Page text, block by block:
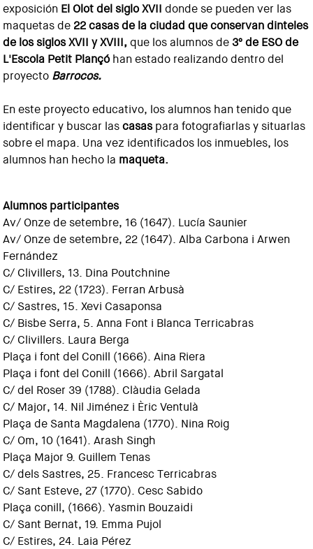
exposición El Olot del siglo XVIIdonde se pueden ver las
maquetas de 22 casas de la ciudad que conservan dinteles
de los siglos XVII y XVIII,que los alumnos de3º de ESO de
L'Escola Petit Plançó han estado realizando dentro del
proyecto Barrocos.
En este proyecto educativo, los alumnos han tenido que
identificar y buscar lascasaspara fotografiarlas y situarlas
sobre el mapa. Una vez identificados los inmuebles, los
alumnos han hecho la maqueta.
Alumnos participantes
Av/ Onze de setembre, 16 (1647). Lucía Saunier
Av/ Onze de setembre, 22 (1647). Alba Carbona i Arwen
Fernández
C/ Clivillers, 13. Dina Poutchnine
C/ Estires, 22 (1723). Ferran Arbusà
C/ Sastres, 15. Xevi Casaponsa
C/ Bisbe Serra, 5. Anna Font i Blanca Terricabras
C/ Clivillers. Laura Berga
Plaça i font del Conill (1666). Aina Riera
Plaça i font del Conill (1666). Abril Sargatal
C/ del Roser 39 (1788). Clàudia Gelada
C/ Major, 14. Nil Jiménez i Èric Ventulà
Plaça de Santa Magdalena (1770). Nina Roig
C/ Om, 10 (1641). Arash Singh
Plaça Major 9. Guillem Tenas
C/ dels Sastres, 25. Francesc Terricabras
C/ Sant Esteve, 27 (1770). Cesc Sabido
Plaça conill, (1666). Yasmin Bouzaidi
C/ Sant Bernat, 19. Emma Pujol
C/ Estires, 24. Laia Pérez